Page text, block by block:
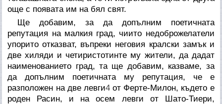
още с появата им на бял свят.
Ще добавим, за да допълним поетичната
репутация на малкия град, чиито недоброжелатели
упорито отказват, въпреки неговия кралски замък и
две хиляди и четиристотинте му жители, да дадат
наименованието град, та ще добавим, казваме, за
да допълним поетичната му репутация, че е
разположен на две левги4от Ферте-Милон, където е
роден Расин, и на осем левги от Шато-Тиери,